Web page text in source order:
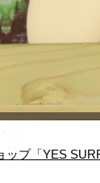
プ「YES SURF